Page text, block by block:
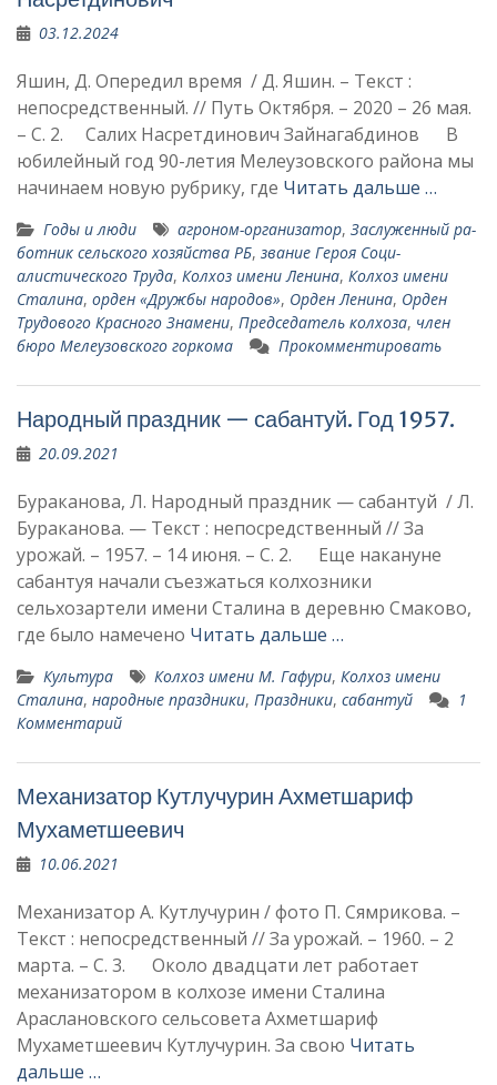
03.12.2024
Яшин, Д. Опередил время / Д. Яшин. – Текст :
непосредственный. // Путь Октября. – 2020 – 26 мая.
– С. 2. Салих Насретдинович Зайнагабдинов В
юбилейный год 90-летия Мелеузовского района мы
начинаем новую ру­брику, где Читать дальше …
Годы и люди агроном-организатор, Заслуженный ра­
ботник сельского хозяйства РБ, звание Героя Соци­
алистического Труда, Колхоз имени Ленина, Колхоз имени
Сталина, орден «Дружбы народов», Орден Ленина, Орден
Трудового Красного Знамени, Председатель колхоза, член
бюро Мелеузовского горкома
Прокомментировать
Народный праздник — сабантуй. Год 1957.
20.09.2021
Бураканова, Л. Народный праздник — сабантуй / Л.
Бураканова. — Текст : непосредственный // За
урожай. – 1957. – 14 июня. – С. 2. Еще накануне
сабантуя на­чали съезжаться колхозники
сельхозартели имени Сталина в деревню Смаково,
где было намечено Читать дальше …
Культура Колхоз имени М. Гафури, Колхоз имени
Сталина, народные праздники, Праздники, сабантуй
1
Комментарий
Механизатор Кутлучурин Ахметшариф
Мухаметшеевич
10.06.2021
Механизатор А. Кутлучурин / фото П. Сямрикова. –
Текст : непосредственный // За урожай. – 1960. – 2
марта. – С. 3. Около двадцати лет ра­ботает
механизатором в колхозе имени Сталина
Араслановского сельсове­та Ахметшариф
Мухаметшеевич Кутлучурин. За свою Читать
дальше …